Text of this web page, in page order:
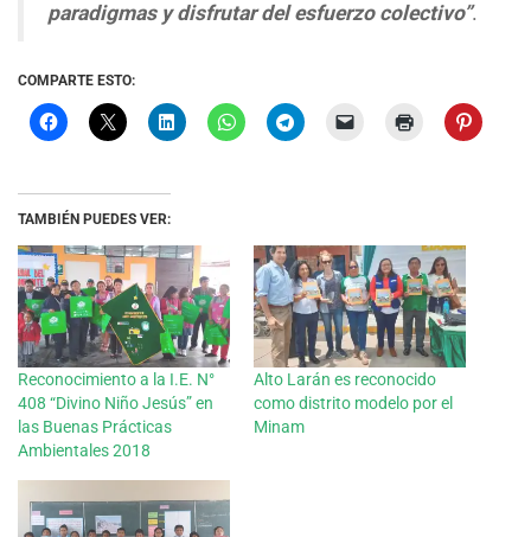
paradigmas y disfrutar del esfuerzo colectivo”.
COMPARTE ESTO:
TAMBIÉN PUEDES VER:
Reconocimiento a la I.E. N°
408 “Divino Niño Jesús” en
las Buenas Prácticas
Ambientales 2018
Alto Larán es reconocido
como distrito modelo por el
Minam